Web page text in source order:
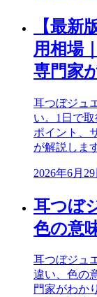
【最新
用相場
専門家
耳つぼジュ
い。1日で
ポイント、
が解説しま
2026年6月29
耳つぼ
色の意
耳つぼジュ
違い、色の
門家がわか